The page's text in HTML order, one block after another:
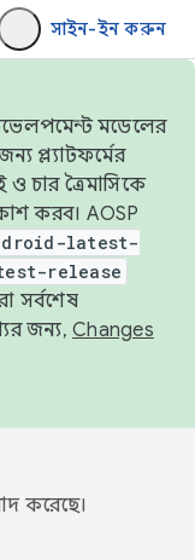
সাইন-ইন করুন
মডেলের
প্ল্যাটফর্মের
চার ত্রৈমাসিকে
করব। AOSP
latest-
release
সর্বশেষ
জন্য, Changes
করেছে।